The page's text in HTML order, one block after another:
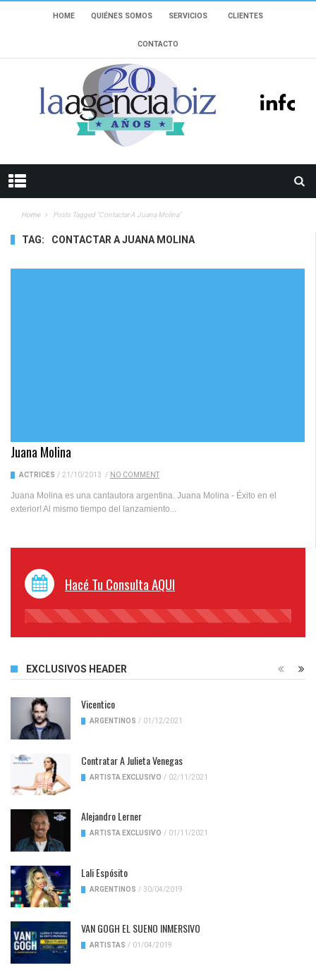
HOME QUIÉNES SOMOS SERVICIOS CLIENTES
CONTACTO
Home Posts Tagged "contactar A Juana Molina"
TAG: CONTACTAR A JUANA MOLINA
Juana Molina
ACTRICES / 21/10/2013 / NO COMMENT
Juana Molina es una cantautora argentina. Juana Molina - Éxito en el
exterior! Al mismo tiempo del lanzamiento...
Hacé Tu Consulta AQUI
45%
EXCLUSIVOS HEADER
Vicentico
ARGENTINOS / 01/12/2021
Contratar A Julieta Venegas
ARTISTA EXCLUSIVO / 02/11/2021
Alejandro Lerner
ARTISTA EXCLUSIVO / 01/11/2021
Lali Espósito
ARGENTINOS / 30/04/2019
VAN GOGH EL SUENO INMERSIVO
ARTISTAS / 01/04/2019